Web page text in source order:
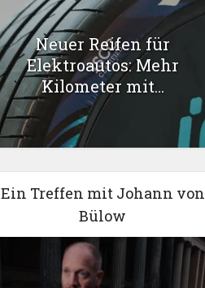
Neuer Reifen für
Elektroautos: Mehr
Kilometer mit...
Ein Treffen mit Johann von
Bülow